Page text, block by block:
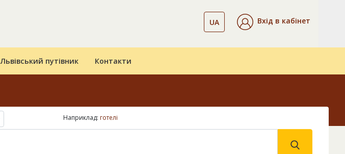
UA Вхід в кабінет
Львівський путівник Контакти
Наприклад: готелі